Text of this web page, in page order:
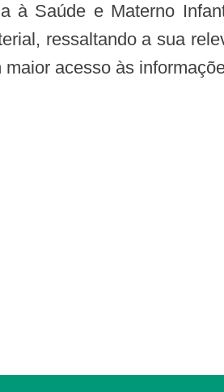
à Saúde e Materno
ressaltando a sua
acesso às